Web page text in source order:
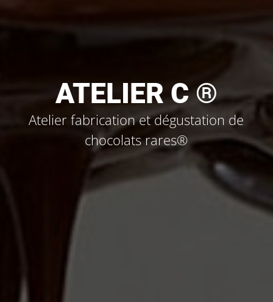
ATELIER C ®
Atelier fabrication et dégustation de
chocolats rares®